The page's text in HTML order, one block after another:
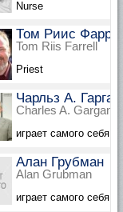
Nurse
Том Риис
Tom Riis Farrell
Priest
Чарльз А.
Charles A. Gargano
играет самого себя
Алан Грубман
Alan Grubman
играет самого себя